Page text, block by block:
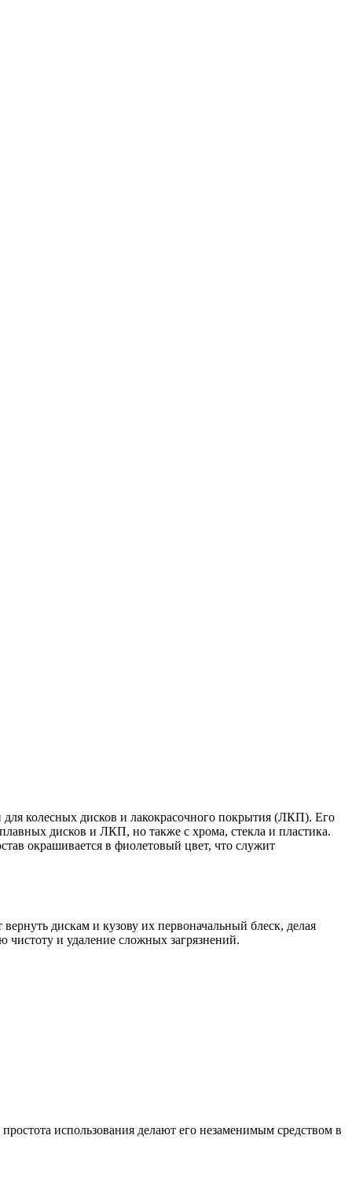
колесных дисков и лакокрасочного покрытия (ЛКП). Его
дисков и ЛКП, но также с хрома, стекла и пластика.
окрашивается в фиолетовый цвет, что служит
дискам и кузову их первоначальный блеск, делая
и удаление сложных загрязнений.
использования делают его незаменимым средством в